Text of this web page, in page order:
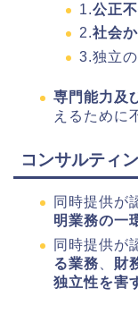
1.公正
2.社会
3.独立
専門能力及
えるために
コンサルティ
同時提供が
明業務の一
同時提供が
る業務
財
独立性を害